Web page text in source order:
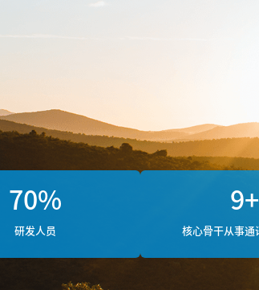
70%
研发人员
9+
核心骨干从事通